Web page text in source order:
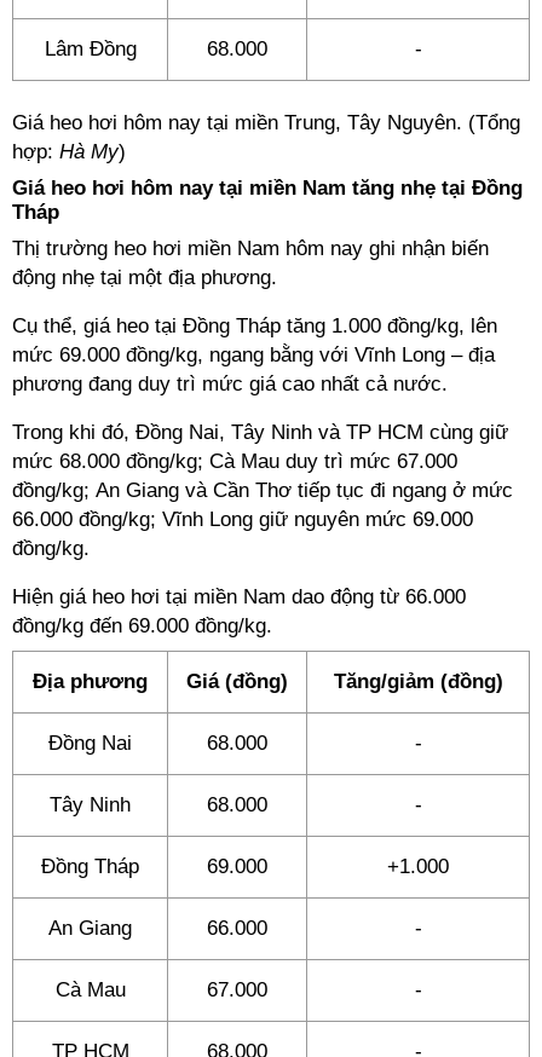
Lâm Đồng 68.000 -
Giá heo hơi hôm nay tại miền Trung, Tây Nguyên. (Tổng
hợp: Hà My)
Giá heo hơi hôm nay tại miền Nam tăng nhẹ tại Đồng
Tháp
Thị trường heo hơi miền Nam hôm nay ghi nhận biến
động nhẹ tại một địa phương.
Cụ thể, giá heo tại Đồng Tháp tăng 1.000 đồng/kg, lên
mức 69.000 đồng/kg, ngang bằng với Vĩnh Long – địa
phương đang duy trì mức giá cao nhất cả nước.
Trong khi đó, Đồng Nai, Tây Ninh và TP HCM cùng giữ
mức 68.000 đồng/kg; Cà Mau duy trì mức 67.000
đồng/kg; An Giang và Cần Thơ tiếp tục đi ngang ở mức
66.000 đồng/kg; Vĩnh Long giữ nguyên mức 69.000
đồng/kg.
Hiện giá heo hơi tại miền Nam dao động từ 66.000
đồng/kg đến 69.000 đồng/kg.
Địa phương Giá (đồng) Tăng/giảm (đồng)
Đồng Nai 68.000 -
Tây Ninh 68.000 -
Đồng Tháp 69.000 +1.000
An Giang 66.000 -
Cà Mau 67.000 -
TP HCM 68.000 -